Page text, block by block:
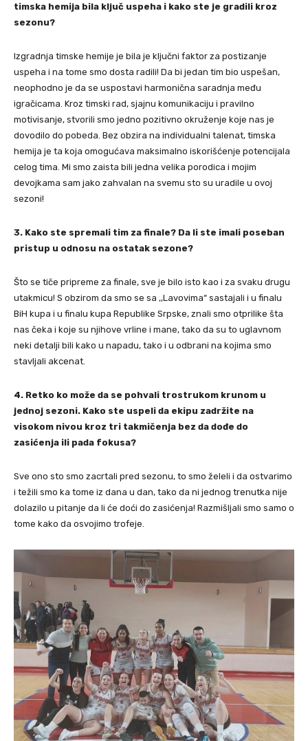
timska hemija bila ključ uspeha i kako ste je gradili kroz
sezonu?
⁠Izgradnja timske hemije je bila je ključni faktor za postizanje
uspeha i na tome smo dosta radili! Da bi jedan tim bio uspešan,
neophodno je da se uspostavi harmonična saradnja među
igračicama. Kroz timski rad, sjajnu komunikaciju i pravilno
motivisanje, stvorili smo jedno pozitivno okruženje koje nas je
dovodilo do pobeda. Bez obzira na individualni talenat, timska
hemija je ta koja omogućava maksimalno iskorišćenje potencijala
celog tima. Mi smo zaista bili jedna velika porodica i mojim
devojkama sam jako zahvalan na svemu sto su uradile u ovoj
sezoni!
3. Kako ste spremali tim za finale? Da li ste imali poseban
pristup u odnosu na ostatak sezone?
⁠Što se tiče pripreme za finale, sve je bilo isto kao i za svaku drugu
utakmicu! S obzirom da smo se sa ,,Lavovima“ sastajali i u finalu
BiH kupa i u finalu kupa Republike Srpske, znali smo otprilike šta
nas čeka i koje su njihove vrline i mane, tako da su to uglavnom
neki detalji bili kako u napadu, tako i u odbrani na kojima smo
stavljali akcenat.
4. Retko ko može da se pohvali trostrukom krunom u
jednoj sezoni. Kako ste uspeli da ekipu zadržite na
visokom nivou kroz tri takmičenja bez da dođe do
zasićenja ili pada fokusa?
Sve ono sto smo zacrtali pred sezonu, to smo želeli i da ostvarimo
i težili smo ka tome iz dana u dan, tako da ni jednog trenutka nije
dolazilo u pitanje da li će doći do zasićenja! Razmišljali smo samo o
tome kako da osvojimo trofeje.